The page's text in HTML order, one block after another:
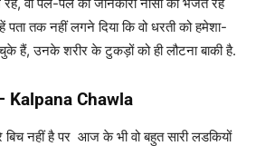
तक नहीं लगने दिया कि वो धरती को हमेशा-
हैं, उनके शरीर के टुकड़ों को ही लौटना बाकी है.
Kalpana Chawla
बिच नहीं है पर आज के भी वो बहुत सारी लडकियों